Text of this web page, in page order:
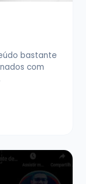
bastante
com